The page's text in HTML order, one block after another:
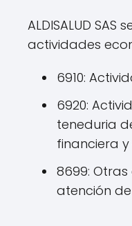
ALDISALUD
actividades
6910:
6920:
teneduria
financiera
8699:
atención